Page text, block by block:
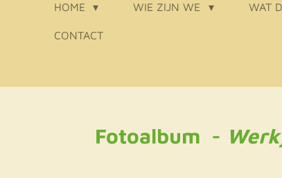
hoofdinhoudHOME WIE ZIJN WE WAT
CONTACT
Fotoalbum -